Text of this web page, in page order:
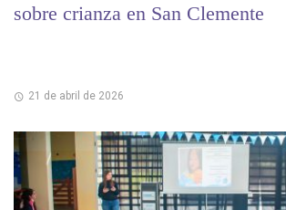
sobre crianza en San Clemente
21 de abril de 2026